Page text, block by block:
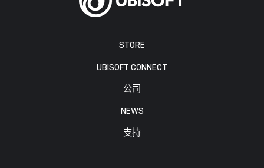
STORE
UBISOFT CONNECT
公司
NEWS
支持